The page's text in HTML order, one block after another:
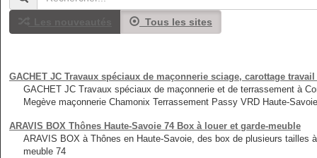
Tous les sites
GACHET JC Travaux spéciaux de maçonnerie sciage, carottage
GACHET JC Travaux spéciaux de maçonnerie et de terrassement à
Megève maçonnerie Chamonix Terrassement Passy VRD Haute-
ARAVIS BOX Thônes Haute-Savoie 74 Box à louer et garde-meuble
ARAVIS BOX à Thônes en Haute-Savoie, des box de plusieurs
meuble 74